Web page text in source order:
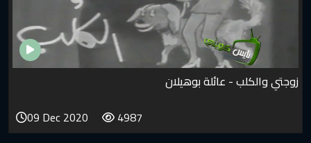
زوجتي والكلب - عائلة بوهيلان
4987
09 Dec 2020